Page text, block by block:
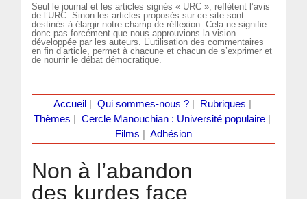
Seul le journal et les articles signés « URC », reflètent l’avis
de l’URC. Sinon les articles proposés sur ce site sont
destinés à élargir notre champ de réflexion. Cela ne signifie
donc pas forcément que nous approuvions la vision
développée par les auteurs. L’utilisation des commentaires
en fin d’article, permet à chacune et chacun de s’exprimer et
de nourrir le débat démocratique.
Accueil Qui sommes-nous ?| Rubriques
Thèmes
Cercle Manouchian : Université populaire
Films
Adhésion
Non à l’abandon
des kurdes face